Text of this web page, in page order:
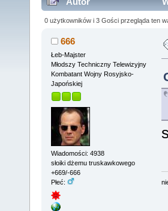
0 użytkowników i 3 Gości przegląda ten
666
Łeb-Majster
Młodszy Techniczny Telewizyjny
Kombatant Wojny Rosyjsko-
Japońskiej
Wiadomości: 4938
słoiki dżemu truskawkowego
+669/-666
Płeć: